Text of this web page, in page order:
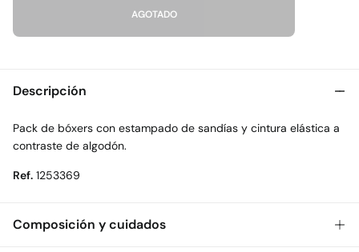
AGOTADO
Descripción
Pack de bóxers con estampado de sandías y cintura elástica a
contraste de algodón.
Ref. 1253369
Composición y cuidados